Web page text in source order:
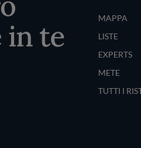
in te
MAPPA
LISTE
EXPERTS
METE
TUTTI I